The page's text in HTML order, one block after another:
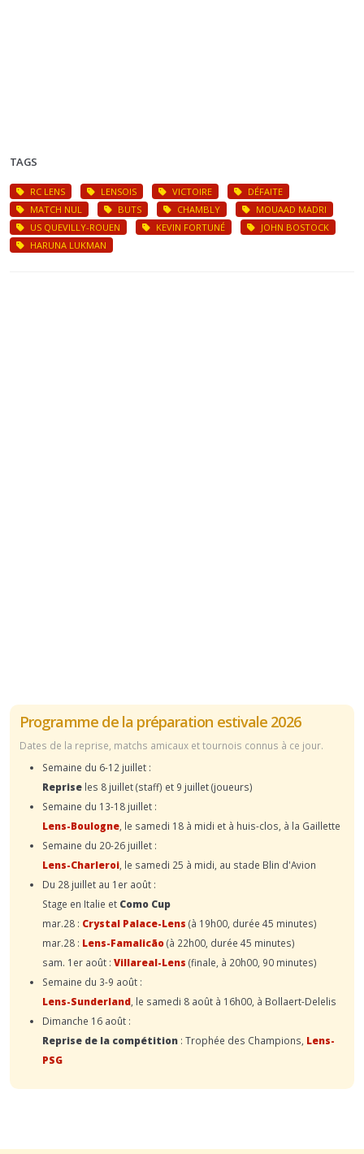
TAGS
RC LENS LENSOIS VICTOIRE
DÉFAITE
MATCH NUL
BUTS CHAMBLY
MOUAAD MADRI
US QUEVILLY-ROUEN
KEVIN FORTUNÉ
JOHN BOSTOCK
HARUNA LUKMAN
Programme de la préparation estivale 2026
Dates de la reprise, matchs amicaux et tournois connus à ce jour.
Semaine du 6-12 juillet :
Reprise les 8 juillet (staff) et 9 juillet (joueurs)
Semaine du 13-18 juillet :
Lens-Boulogne , le samedi 18 à midi et à huis-clos, à la Gaillette
Semaine du 20-26 juillet :
Lens-Charleroi , le samedi 25 à midi, au stade Blin d'Avion
Du 28 juillet au 1er août :
Stage en Italie et Como Cup
mar.28 : Crystal Palace-Lens (à 19h00, durée 45 minutes)
mar.28 : Lens-Famalicão(à 22h00, durée 45 minutes)
sam. 1er août : Villareal-Lens (finale, à 20h00, 90 minutes)
Semaine du 3-9 août :
Lens-Sunderland , le samedi 8 août à 16h00, à Bollaert-Delelis
Dimanche 16 août :
Reprise de la compétition : Trophée des Champions, Lens-
PSG